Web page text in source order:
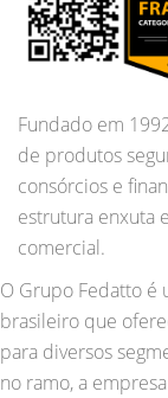
Fundado em
de produtos
consórcios e
estrutura enxuta
comercial.
O Grupo Fedatto é
brasileiro que
para diversos
no ramo, a